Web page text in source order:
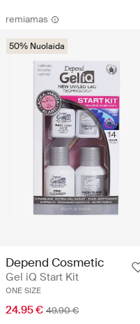
remiamas
50% Nuolaida
Depend Cosmetic
Gel iQ Start Kit
ONE SIZE
24.95 € 49.90 €